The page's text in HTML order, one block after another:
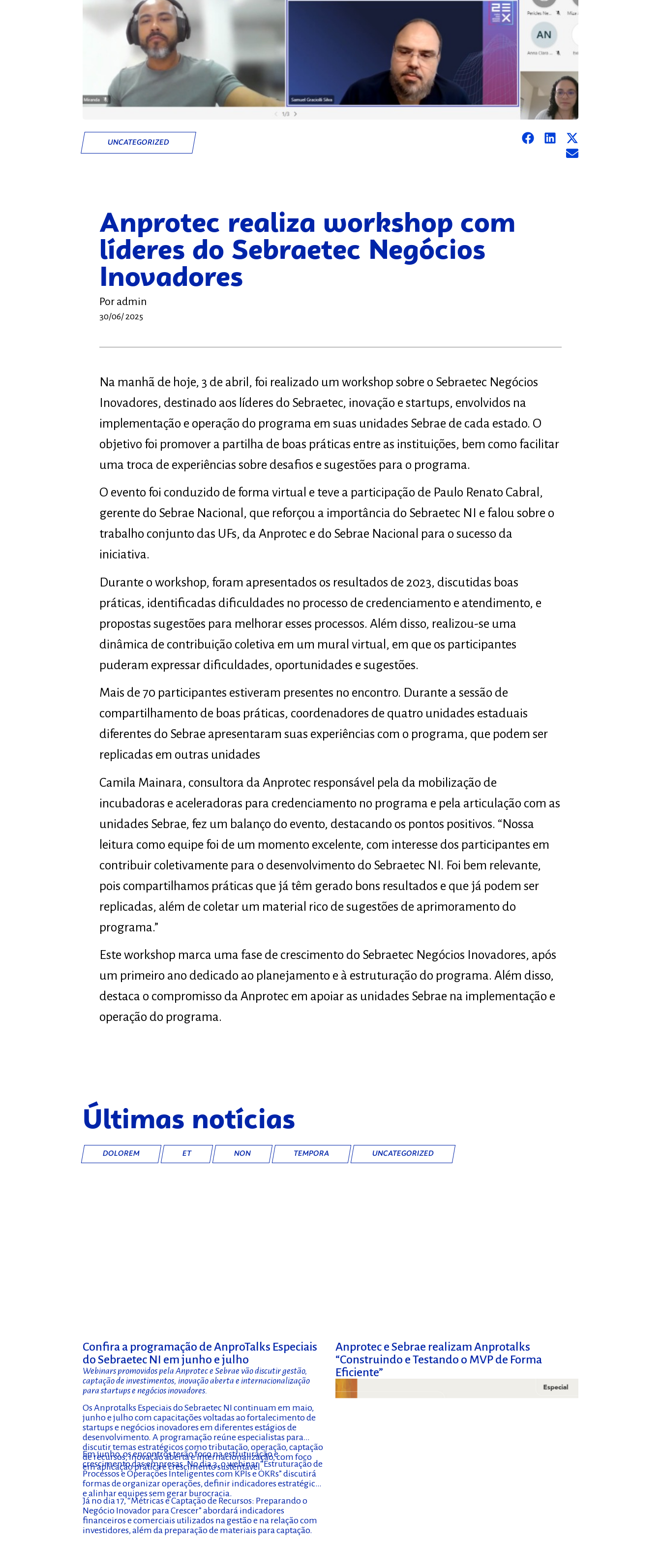
UNCATEGORIZED
Anprotec realiza workshop com
líderes do Sebraetec Negócios
Inovadores
Por admin
30/06/ 2025
Na manhã de hoje, 3 de abril, foi realizado um workshop sobre o Sebraetec Negócios
Inovadores, destinado aos líderes do Sebraetec, inovação e startups, envolvidos na
implementação e operação do programa em suas unidades Sebrae de cada estado. O
objetivo foi promover a partilha de boas práticas entre as instituições, bem como facilitar
uma troca de experiências sobre desafios e sugestões para o programa.
O evento foi conduzido de forma virtual e teve a participação de Paulo Renato Cabral,
gerente do Sebrae Nacional, que reforçou a importância do Sebraetec NI e falou sobre o
trabalho conjunto das UFs, da Anprotec e do Sebrae Nacional para o sucesso da
iniciativa.
Durante o workshop, foram apresentados os resultados de 2023, discutidas boas
práticas, identificadas dificuldades no processo de credenciamento e atendimento, e
propostas sugestões para melhorar esses processos. Além disso, realizou-se uma
dinâmica de contribuição coletiva em um mural virtual, em que os participantes
puderam expressar dificuldades, oportunidades e sugestões.
Mais de 70 participantes estiveram presentes no encontro. Durante a sessão de
compartilhamento de boas práticas, coordenadores de quatro unidades estaduais
diferentes do Sebrae apresentaram suas experiências com o programa, que podem ser
replicadas em outras unidades
Camila Mainara, consultora da Anprotec responsável pela da mobilização de
incubadoras e aceleradoras para credenciamento no programa e pela articulação com as
unidades Sebrae, fez um balanço do evento, destacando os pontos positivos. “Nossa
leitura como equipe foi de um momento excelente, com interesse dos participantes em
contribuir coletivamente para o desenvolvimento do Sebraetec NI. Foi bem relevante,
pois compartilhamos práticas que já têm gerado bons resultados e que já podem ser
replicadas, além de coletar um material rico de sugestões de aprimoramento do
programa.”
Este workshop marca uma fase de crescimento do Sebraetec Negócios Inovadores, após
um primeiro ano dedicado ao planejamento e à estruturação do programa. Além disso,
destaca o compromisso da Anprotec em apoiar as unidades Sebrae na implementação e
operação do programa.
Últimas notícias
DOLOREM ET NON TEMPORA UNCATEGORIZED
Confira a programação de AnproTalks Especiais
do Sebraetec NI em junho e julho
Webinars promovidos pela Anprotec e Sebrae vão discutir gestão,
captação de investimentos, inovação aberta e internacionalização
para startups e negócios inovadores.
Os Anprotalks Especiais do Sebraetec NI continuam em maio,
junho e julho com capacitações voltadas ao fortalecimento de
startups e negócios inovadores em diferentes estágios de
desenvolvimento. A programação reúne especialistas para
discutir temas estratégicos como tributação, operação, captação
de recursos, inovação aberta e internacionalização, com foco
em aplicação prática e crescimento sustentável.
Em junho, os encontros terão foco na estruturação e
crescimento das empresas. No dia 3, o webinar “Estruturação de
Processos e Operações Inteligentes com KPIs e OKRs” discutirá
formas de organizar operações, definir indicadores estratégicos
e alinhar equipes sem gerar burocracia.
Já no dia 17, “Métricas e Captação de Recursos: Preparando o
Negócio Inovador para Crescer” abordará indicadores
financeiros e comerciais utilizados na gestão e na relação com
investidores, além da preparação de materiais para captação.
Anprotec e Sebrae realizam Anprotalks
“Construindo e Testando o MVP de Forma
Eficiente”